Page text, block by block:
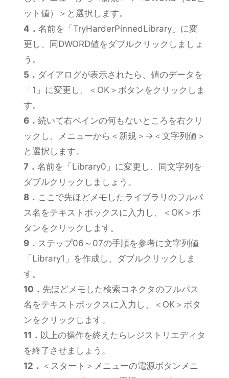
ット値）＞と選択します。
4． 名前を「TryHarderPinnedLibrary」に変
更し、同DWORD値をダブルクリックしましょ
う。
5． ダイアログが表示されたら、値のデータを
「1」に変更し、＜OK＞ボタンをクリックしま
す。
6． 続いて右ペインの何もないところを右クリ
ックし、メニューから＜新規＞→＜文字列値＞
と選択します。
7． 名前を「Library0」に変更し、同文字列を
ダブルクリックしましょう。
8． ここで先ほどメモしたライブラリのフルパ
ス名をテキストボックスに入力し、＜OK＞ボ
タンをクリックします。
9． ステップ06～07の手順を参考に文字列値
「Library1」を作成し、ダブルクリックしま
す。
10． 先ほどメモした検索コネクタのフルパス
名をテキストボックスに入力し、＜OK＞ボタ
ンをクリックします。
11． 以上の操作を終えたらレジストリエディタ
を終了させましょう。
12． ＜スタート＞メニューの電源ボタンメニ